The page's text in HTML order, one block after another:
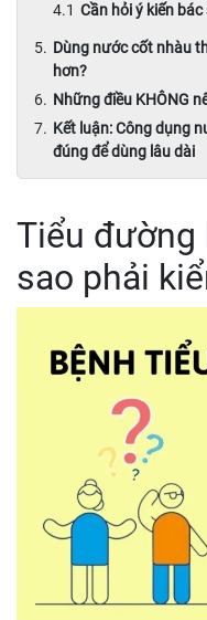
Cần hỏi ý kiến
Dùng nước cốt nhàu
hơn?
Những điều KHÔNG
Kết luận: Công dụng
đúng để dùng lâu dài
Tiểu đường
sao phải